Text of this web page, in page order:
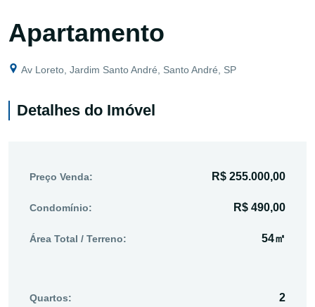
Apartamento
Av Loreto, Jardim Santo André, Santo André, SP
Detalhes do Imóvel
Preço Venda: R$ 255.000,00
Condomínio: R$ 490,00
Área Total / Terreno: 54㎡
Quartos: 2